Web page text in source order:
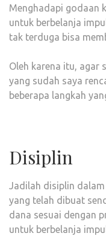
Menghadapi godaan
untuk berbelanja
tak terduga bisa
Oleh karena itu, agar
yang sudah saya
beberapa langkah
Disiplin
Jadilah disiplin
yang telah dibuat
dana sesuai dengan
untuk berbelanja